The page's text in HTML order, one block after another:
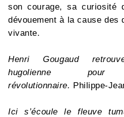
son courage, sa curiosité
dévouement à la cause des
vivante.
Henri Gougaud
hugolienne
révolutionnaire. Philippe-
Ici s’écoule le fleuve